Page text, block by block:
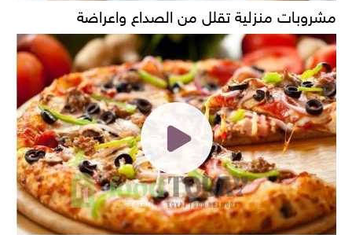
مشروبات منزلية تقلل من الصداع واعراضة